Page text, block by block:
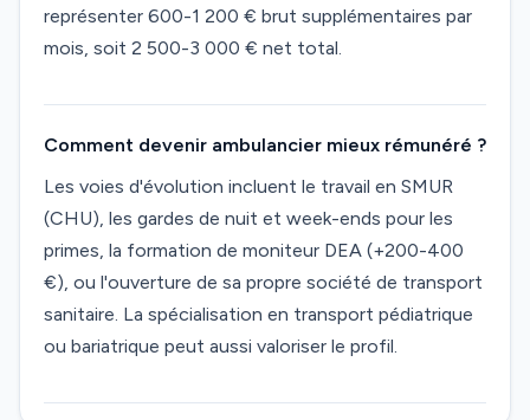
représenter 600-1 200 € brut supplémentaires par
mois, soit 2 500-3 000 € net total.
Comment devenir ambulancier mieux rémunéré ?
Les voies d'évolution incluent le travail en SMUR
(CHU), les gardes de nuit et week-ends pour les
primes, la formation de moniteur DEA (+200-400
€), ou l'ouverture de sa propre société de transport
sanitaire. La spécialisation en transport pédiatrique
ou bariatrique peut aussi valoriser le profil.